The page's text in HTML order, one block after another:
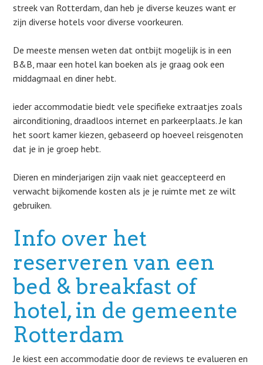
streek van Rotterdam, dan heb je diverse keuzes want er
zijn diverse hotels voor diverse voorkeuren.
De meeste mensen weten dat ontbijt mogelijk is in een
B&B, maar een hotel kan boeken als je graag ook een
middagmaal en diner hebt.
ieder accommodatie biedt vele specifieke extraatjes zoals
airconditioning, draadloos internet en parkeerplaats. Je kan
het soort kamer kiezen, gebaseerd op hoeveel reisgenoten
dat je in je groep hebt.
Dieren en minderjarigen zijn vaak niet geaccepteerd en
verwacht bijkomende kosten als je je ruimte met ze wilt
gebruiken.
Info over het
reserveren van een
bed & breakfast of
hotel, in de gemeente
Rotterdam
Je kiest een accommodatie door de reviews te evalueren en